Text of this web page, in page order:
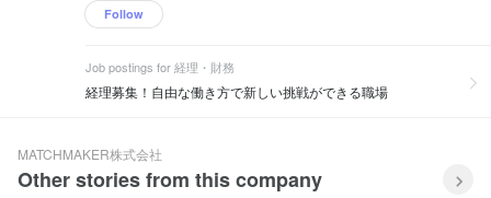
Follow
Job postings for 経理・財務
経理募集！自由な働き方で新しい挑戦ができる職場
MATCHMAKER株式会社
Other stories from this company